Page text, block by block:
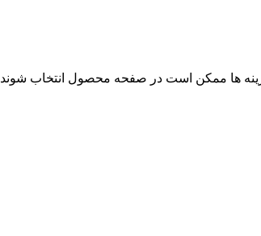
ها ممکن است در صفحه محصول انتخاب شوند